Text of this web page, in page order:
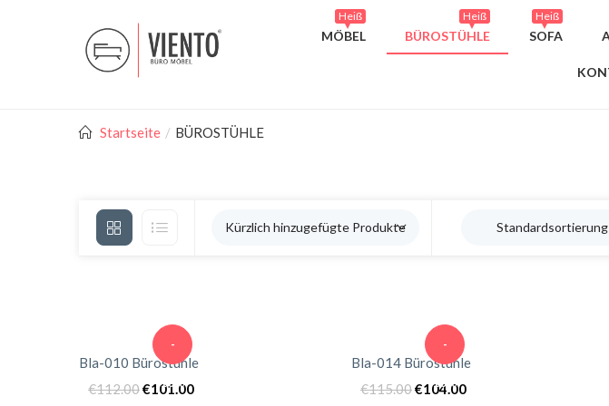
Heiß
MÖBEL
Heiß
BÜROSTÜHLE
Heiß
SOFA
Startseite BÜROSTÜHLE
Kürzlich hinzugefügte Produkte Standardsortierung
-
10%
Bla-010 Bürostühle
€112.00€101.00
-
10%
Bla-014 Bürostühle
€115.00€104.00